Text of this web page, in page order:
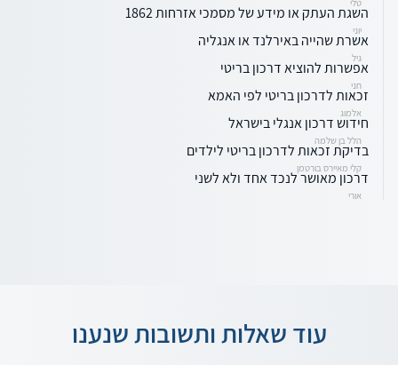
טלי
השגת העתק או מידע של מסמכי אזרחות 1862
יוני
אשרת שהייה באירלנד או אנגליה
גיל
אפשרות להוציא דרכון בריטי
חני
זכאות לדרכון בריטי לפי האמא
אלמוג
חידוש דרכון אנגלי בישראל
הלל בן שלמה
בדיקת זכאות לדרכון בריטי לילדים
קלי מאיירס בורטמן
דרכון מאושר לנכד אחד ולא לשני
אורי
עוד שאלות ותשובות שנענו